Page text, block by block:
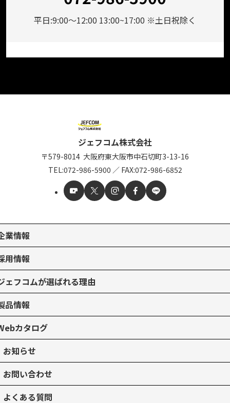
平日:9:00～12:00 13:00~17:00 ※土日祝除く
ジェフコム株式会社
〒579-8014 大阪府東大阪市中石切町3-13-16
TEL:072-986-5900 ／ FAX:072-986-6852
業情報
用情報
ェフコムが選ばれる理由
品情報
カタログ
お知らせ
お問い合わせ
よくある質問